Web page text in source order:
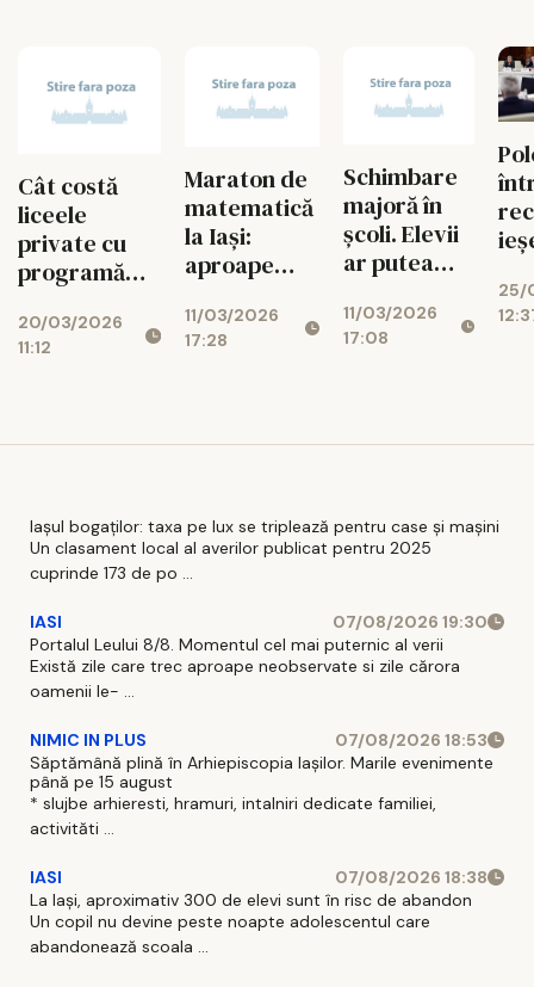
colaborează
și creează
Cât costă
liceele
private cu
programă
Ce variante
ai în
taxele în
20/03/2026
11:12
Maraton de
matematică
la Iași:
aproape
elevi au
participat la
două zile
11/03/2026
17:28
Schimbare
majoră în
școli. Elevii
ar putea
cursurile
mai târziu
11/03/2026
17:08
25/
Iașul bogaților: taxa pe lux se triplează pentru case și mașini
Un clasament local al averilor publicat pentru 2025
cuprinde 173 de po ...
IASI
07/08/2026 19:30
Portalul Leului 8/8. Momentul cel mai puternic al verii
Există zile care trec aproape neobservate si zile cărora
oamenii le- ...
NIMIC IN PLUS
07/08/2026 18:53
Săptămână plină în Arhiepiscopia Iașilor. Marile evenimente
până pe 15 august
* slujbe arhieresti, hramuri, intalniri dedicate familiei,
activităti ...
IASI
07/08/2026 18:38
La Iași, aproximativ 300 de elevi sunt în risc de abandon
Un copil nu devine peste noapte adolescentul care
abandonează scoala ...